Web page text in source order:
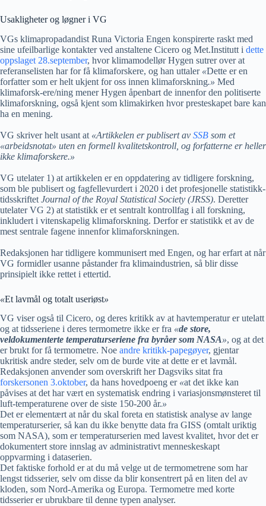
Usakligheter og løgner i VG
VGs klimapropadandist Runa Victoria Engen konspirerte raskt med
sine ufeilbarlige kontakter ved anstaltene Cicero og Met.Institutt i dette
oppslaget 28.september, hvor klimamodellør Hygen sutrer over at
referanselisten har for få klimaforskere, og han uttaler «Dette er en
forfatter som er helt ukjent for oss innen klimaforskning.» Med
klimaforsk-ere/ning mener Hygen åpenbart de innenfor den politiserte
klimaforskning, også kjent som klimakirken hvor presteskapet bare kan
ha en mening.
VG skriver helt usant at «Artikkelen er publisert av SSB som et
«arbeidsnotat» uten en formell kvalitetskontroll, og forfatterne er heller
ikke klimaforskere.»
VG utelater 1) at artikkelen er en oppdatering av tidligere forskning,
som ble publisert og fagfellevurdert i 2020 i det profesjonelle statistikk-
tidsskriftet Journal of the Royal Statistical Society (JRSS). Deretter
utelater VG 2) at statistikk er et sentralt kontrollfag i all forskning,
inkludert i vitenskapelig klimaforskning. Derfor er statistikk et av de
mest sentrale fagene innenfor klimaforskningen.
Redaksjonen har tidligere kommunisert med Engen, og har erfart at når
VG formidler usanne påstander fra klimaindustrien, så blir disse
prinsipielt ikke rettet i ettertid.
«Et lavmål og totalt useriøst»
VG viser også til Cicero, og deres kritikk av at havtemperatur er utelatt
og at tidsseriene i deres termometre ikke er fra «de store,
veldokumenterte temperaturseriene fra byråer som NASA», og at det
er brukt for få termometre. Noe andre kritikk-papegøyer, gjentar
ukritisk andre steder, selv om de burde vite at dette er et lavmål.
Redaksjonen anvender som overskrift her Dagsviks sitat fra
forskersonen 3.oktober, da hans hovedpoeng er «at det ikke kan
påvises at det har vært en systematisk endring i variasjonsmønsteret til
luft-temperaturene over de siste 150-200 år.»
Det er elementært at når du skal foreta en statistisk analyse av lange
temperaturserier, så kan du ikke benytte data fra GISS (omtalt uriktig
som NASA), som er temperaturserien med lavest kvalitet, hvor det er
dokumentert store innslag av administrativt menneskeskapt
oppvarming i dataserien.
Det faktiske forhold er at du må velge ut de termometrene som har
lengst tidsserier, selv om disse da blir konsentrert på en liten del av
kloden, som Nord-Amerika og Europa. Termometre med korte
tidsserier er ubrukbare til denne typen analyser.